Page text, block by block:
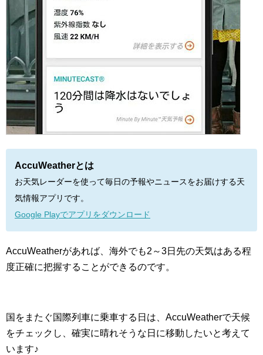
AccuWeatherとは
お天気レーダーを使って毎日の予報やニュースをお届けする天
気情報アプリです。
Google Playでアプリをダウンロード
AccuWeatherがあれば、海外でも2～3日先の天気はある程
度正確に把握することができるのです。
国をまたぐ国際列車に乗車する日は、AccuWeatherで天候
をチェックし、確実に晴れそうな日に移動したいと考えて
います♪